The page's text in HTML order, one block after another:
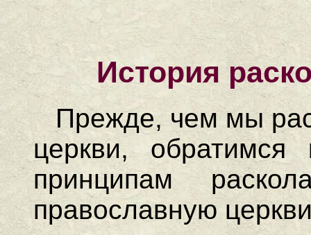
История
Прежде, чем мы
церкви, обратимся
принципам
православную